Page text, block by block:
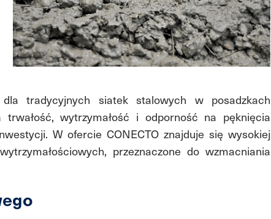
tradycyjnych siatek stalowych w posadzkach
wytrzymałość i odporność na pęknięcia
W ofercie CONECTO znajduje się wysokiej
przeznaczone do wzmacniania